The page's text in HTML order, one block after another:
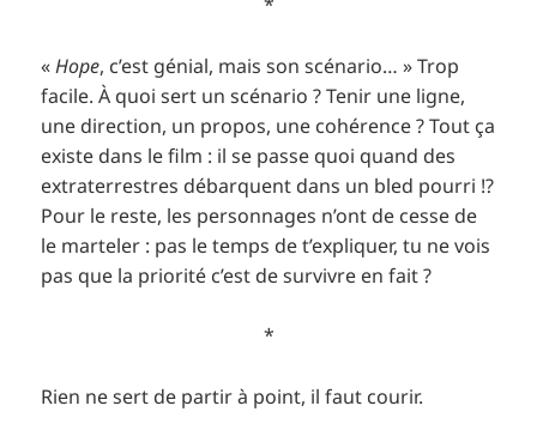
«Hope, c’est génial, mais son scénario… » Trop
facile. À quoi sert un scénario ? Tenir une ligne,
une direction, un propos, une cohérence ? Tout ça
existe dans le film : il se passe quoi quand des
extraterrestres débarquent dans un bled pourri !?
Pour le reste, les personnages n’ont de cesse de
le marteler : pas le temps de t’expliquer, tu ne vois
pas que la priorité c’est de survivre en fait ?
*
Rien ne sert de partir à point, il faut courir.